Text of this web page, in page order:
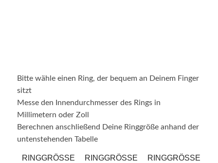
Bitte wähle einen Ring, der bequem an Deinem Finger
sitzt
Messe den Innendurchmesser des Rings in
Millimetern oder Zoll
Berechnen anschließend Deine Ringgröße anhand der
untenstehenden Tabelle
RINGGRÖSSE E
RINGGRÖSSE I
RINGGRÖSSE I